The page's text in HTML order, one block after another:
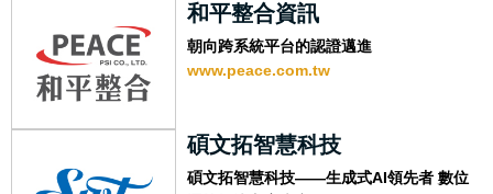
和平整合資訊
朝向跨系統平台的認證邁進
www.peace.com.tw
碩文拓智慧科技
碩文拓智慧科技——生成式AI領先者 數位